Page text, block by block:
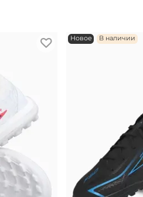
Новое В наличии